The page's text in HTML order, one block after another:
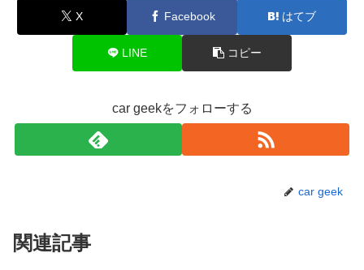
X Facebook はてブ
LINE コピー
car geekをフォローする
car geek
関連記事